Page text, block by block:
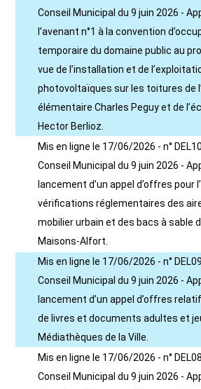
Conseil Municipal du 9 juin 2026 -
l’avenant n°1 à la convention
temporaire du domaine public au
vue de l’installation et de
photovoltaïques sur les toitures de
élémentaire Charles Peguy et de
Hector Berlioz.
Mis en ligne le 17/06/2026 - n°
Conseil Municipal du 9 juin 2026 -
lancement d’un appel d’offres pour
vérifications réglementaires des
mobilier urbain et des bacs à sable
Maisons-Alfort.
Mis en ligne le 17/06/2026 - n°
Conseil Municipal du 9 juin 2026 -
lancement d’un appel d’offres
de livres et documents adultes et
Médiathèques de la Ville.
Mis en ligne le 17/06/2026 - n°
Conseil Municipal du 9 juin 2026 -